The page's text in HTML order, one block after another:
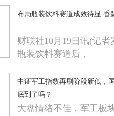
布局瓶装饮料赛道成效待显 香
财联社10月19日讯(记
瓶装饮料赛道后，
中证军工指数再刷阶段新低，
底到了吗？
大盘情绪不佳，军工板